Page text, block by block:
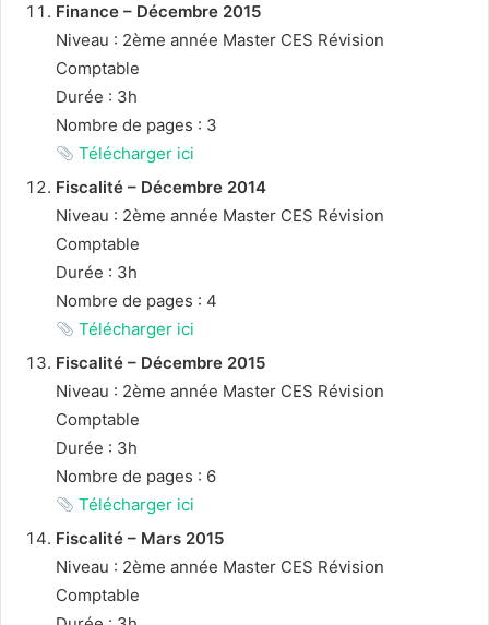
Finance – Décembre 2015
Niveau : 2ème année Master CES Révision
Comptable
Durée : 3h
Nombre de pages : 3
Télécharger ici
Fiscalité – Décembre 2014
Niveau : 2ème année Master CES Révision
Comptable
Durée : 3h
Nombre de pages : 4
Télécharger ici
Fiscalité – Décembre 2015
Niveau : 2ème année Master CES Révision
Comptable
Durée : 3h
Nombre de pages : 6
Télécharger ici
Fiscalité – Mars 2015
Niveau : 2ème année Master CES Révision
Comptable